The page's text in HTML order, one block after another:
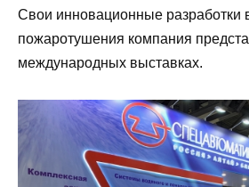
Свои инновационные разработки
пожаротушения компания
международных выставках.